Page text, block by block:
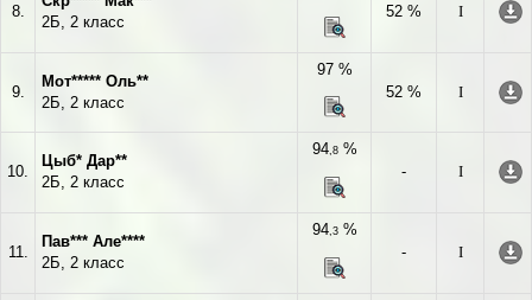
8.
2Б, 2 класс
52 %
I
9.
Мот***** Оль**
2Б, 2 класс
97 %
52 %
I
10.
Цыб* Дар**
2Б, 2 класс
94,8%
-
I
11.
Пав*** Але****
2Б, 2 класс
94,3%
-
I